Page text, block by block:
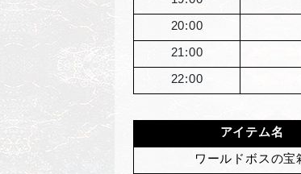
20:00
21:00
22:00
アイテム名
ワールドボスの宝